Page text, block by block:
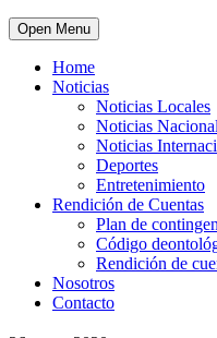
Open Menu
Home
Noticias
Noticias Locales
Noticias
Noticias
Deportes
Entretenimiento
Rendición de Cuentas
Plan de
Código
Rendición de
Nosotros
Contacto